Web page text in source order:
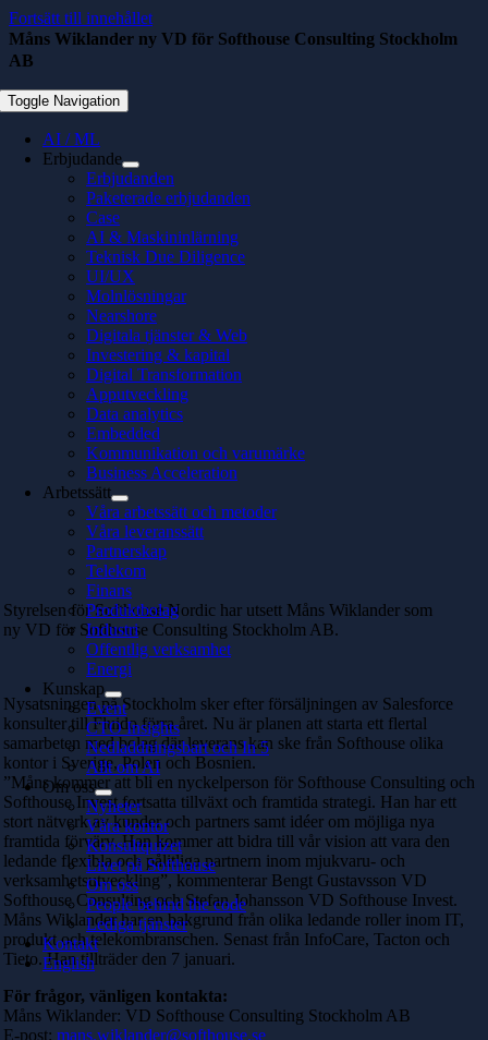
Fortsätt till innehållet
Toggle Navigation
AI / ML
Erbjudande
Erbjudanden
Paketerade erbjudanden
Case
AI & Maskininlärning
Teknisk Due Diligence
UI/UX
Molnlösningar
Nearshore
Digitala tjänster & Web
Investering & kapital
Digital Transformation
Apputveckling
Data analytics
Embedded
Kommunikation och varumärke
Business Acceleration
Arbetssätt
Våra arbetssätt och metoder
Våra leveranssätt
Partnerskap
Telekom
Finans
Produktbolag
Industri
Offentlig verksamhet
Energi
Kunskap
Event
CTO Insights
Nedladdningsbart och In 5
Allt om AI
Om oss
Nyheter
Våra kontor
Konsultquizet
Livet på Softhouse
Om oss
People behind the code
Lediga tjänster
Kontakt
English
Måns Wiklander ny VD för Softhouse Consulting Stockholm
AB
januari 7, 2019
Styrelsen för Softhouse Nordic har utsett Måns Wiklander som
ny VD för Softhouse Consulting Stockholm AB.
Nysatsningen på Stockholm sker efter försäljningen av Salesforce
konsulter till Fluido förra året. Nu är planen att starta ett flertal
samarbeten med bolag där leverans kan ske från Softhouse olika
kontor i Sverige, Polen och Bosnien.
”Måns kommer att bli en nyckelperson för Softhouse Consulting och
Softhouse Invest fortsatta tillväxt och framtida strategi. Han har ett
stort nätverk av kunder och partners samt idéer om möjliga nya
framtida förvärv. Han kommer att bidra till vår vision att vara den
ledande flexibla och pålitliga partnern inom mjukvaru- och
verksamhetsutveckling”, kommenterar Bengt Gustavsson VD
Softhouse Consulting och Stefan Johansson VD Softhouse Invest.
Måns Wiklander har en bakgrund från olika ledande roller inom IT,
produkt och telekombranschen. Senast från InfoCare, Tacton och
Tieto. Han tillträder den 7 januari.
För frågor, vänligen kontakta:
Måns Wiklander: VD Softhouse Consulting Stockholm AB
E-post: mans.wiklander@softhouse.se